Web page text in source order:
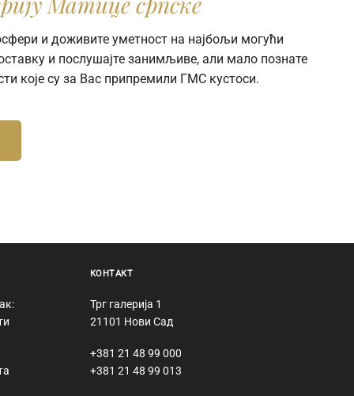
и доживите уметност на најбољи могући
и послушајте занимљиве, али мало познате
које су за Вас припремили ГМС кустоси.
КОНТАКТ
Трг галерија 1
21101 Нови Сад
+381 21 48 99 000
+381 21 48 99 013